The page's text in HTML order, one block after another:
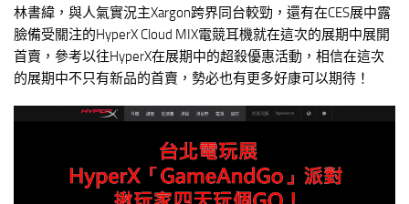
林書緯，與人氣實況主Xargon跨界同台較勁，還有在CES展中露
臉備受關注的HyperX Cloud MIX電競耳機就在這次的展期中展開
首賣，參考以往HyperX在展期中的超殺優惠活動，相信在這次
的展期中不只有新品的首賣，勢必也有更多好康可以期待！